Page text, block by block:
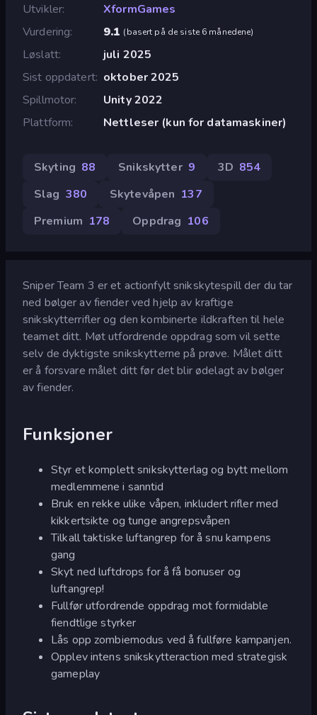
Utvikler
XformGames
Vurdering
9.1 (basert på de siste 6 månedene)
Løslatt
juli 2025
Sist oppdatert oktober 2025
Spillmotor
Unity 2022
Plattform
Nettleser (kun for datamaskiner)
Skyting 88 Snikskytter 9 3D 854
Slag 380 Skytevåpen 137
Premium 178 Oppdrag 106
Sniper Team 3 er et actionfylt snikskytespill der du tar
ned bølger av fiender ved hjelp av kraftige
snikskytterrifler og den kombinerte ildkraften til hele
teamet ditt. Møt utfordrende oppdrag som vil sette
selv de dyktigste snikskytterne på prøve. Målet ditt
er å forsvare målet ditt før det blir ødelagt av bølger
av fiender.
Funksjoner
Styr et komplett snikskytterlag og bytt mellom
medlemmene i sanntid
Bruk en rekke ulike våpen, inkludert rifler med
kikkertsikte og tunge angrepsvåpen
Tilkall taktiske luftangrep for å snu kampens
gang
Skyt ned luftdrops for å få bonuser og
luftangrep!
Fullfør utfordrende oppdrag mot formidable
fiendtlige styrker
Lås opp zombiemodus ved å fullføre kampanjen.
Opplev intens snikskytteraction med strategisk
gameplay